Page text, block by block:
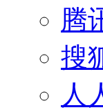
腾
搜
人